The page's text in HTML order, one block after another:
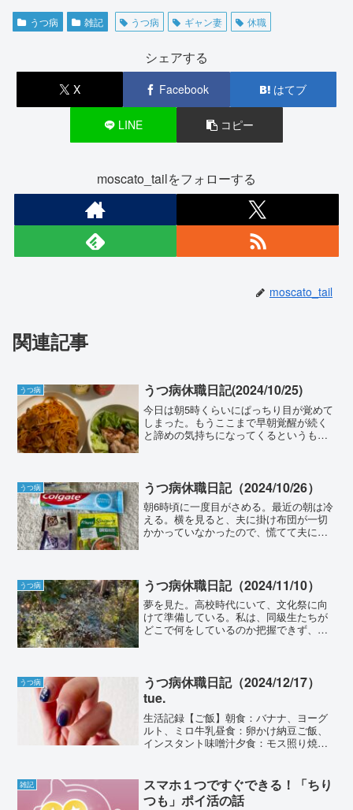
うつ病 雑記 うつ病 ギャン妻 休職
シェアする
X Facebook はてブ
LINE コピー
moscato_tailをフォローする
moscato_tail
関連記事
うつ病 うつ病休職日記(2024/10/25)
今日は朝5時くらいにぱっちり目が覚めて
しまった。もうここまで早朝覚醒が続く
と諦めの気持ちになってくるというもの
ァイターのプロゲーマー...
うつ病 うつ病休職日記（2024/10/26）
朝6時頃に一度目がさめる。最近の朝は冷
える。横を見ると、夫に掛け布団が一切
かかっていなかったので、慌てて夫に布
-----...
うつ病 うつ病休職日記（2024/11/10）
夢を見た。高校時代にいて、文化祭に向
けて準備している。私は、同級生たちが
どこで何をしているのか把握できず、準
と」と至極真っ当な説教を喰...
うつ病
うつ病休職日記（2024/12/17）
tue.
生活記録【ご飯】朝食：バナナ、ヨーグ
ルト、ミロ牛乳昼食：卵かけ納豆ご飯、
インスタント味噌汁夕食：モス照り焼き
れてしまったので割愛。以下ポケスリ睡
眠記録（前回比）----...
雑記
スマホ１つですぐできる！「ちり
つも」ポイ活の話